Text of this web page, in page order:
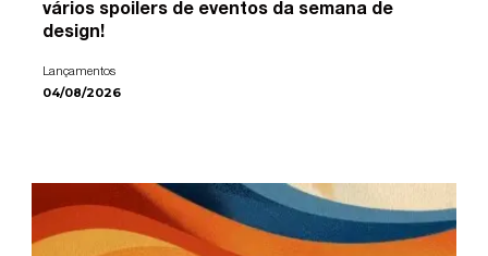
vários spoilers de eventos da semana de
design!
Lançamentos
04/08/2026